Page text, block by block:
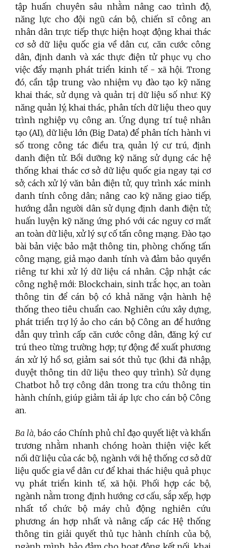
tập huấn chuyên sâu nhằm nâng cao trình độ,
năng lực cho đội ngũ cán bộ, chiến sĩ công an
nhân dân trực tiếp thực hiện hoạt động khai thác
cơ sở dữ liệu quốc gia về dân cư, căn cước công
dân, định danh và xác thực điện tử phục vụ cho
việc đẩy mạnh phát triển kinh tế - xã hội. Trong
đó, cần tập trung vào nhiệm vụ đào tạo kỹ năng
khai thác, sử dụng và quản trị dữ liệu số như: Kỹ
năng quản lý, khai thác, phân tích dữ liệu theo quy
trình nghiệp vụ công an. Ứng dụng trí tuệ nhân
tạo (AI), dữ liệu lớn (Big Data) để phân tích hành vi
số trong công tác điều tra, quản lý cư trú, định
danh điện tử. Bồi dưỡng kỹ năng sử dụng các hệ
thống khai thác cơ sở dữ liệu quốc gia ngay tại cơ
sở; cách xử lý văn bản điện tử, quy trình xác minh
danh tính công dân; nâng cao kỹ năng giao tiếp,
hướng dẫn người dân sử dụng định danh điện tử;
huấn luyện kỹ năng ứng phó với các nguy cơ mất
an toàn dữ liệu, xử lý sự cố tấn công mạng. Đào tạo
bài bản việc bảo mật thông tin, phòng chống tấn
công mạng, giả mạo danh tính và đảm bảo quyền
riêng tư khi xử lý dữ liệu cá nhân. Cập nhật các
công nghệ mới: Blockchain, sinh trắc học, an toàn
thông tin để cán bộ có khả năng vận hành hệ
thống theo tiêu chuẩn cao. Nghiên cứu xây dựng,
phát triển trợ lý ảo cho cán bộ Công an để hướng
dẫn quy trình cấp căn cước công dân, đăng ký cư
trú theo từng trường hợp; tự động đề xuất phương
án xử lý hồ sơ, giảm sai sót thủ tục (khi đã nhập,
duyệt thông tin dữ liệu theo quy trình). Sử dụng
Chatbot hỗ trợ công dân trong tra cứu thông tin
hành chính, giúp giảm tải áp lực cho cán bộ Công
an.
Ba là, báo cáo Chính phủ chỉ đạo quyết liệt và khẩn
trương nhằm nhanh chóng hoàn thiện việc kết
nối dữ liệu của các bộ, ngành với hệ thống cơ sở dữ
liệu quốc gia về dân cư để khai thác hiệu quả phục
vụ phát triển kinh tế, xã hội. Phối hợp các bộ,
ngành nằm trong định hướng cơ cấu, sắp xếp, hợp
nhất tổ chức bộ máy chủ động nghiên cứu
phương án hợp nhất và nâng cấp các Hệ thống
thông tin giải quyết thủ tục hành chính của bộ,